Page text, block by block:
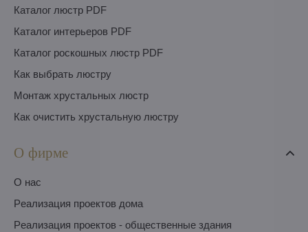
Каталог люстр PDF
Каталог интерьеров PDF
Каталог роскошных люстр PDF
Как выбрать люстру
Монтаж хрустальных люстр
Как очистить хрустальную люстру
О фирме
O нас
Pеализация проектов дома
Pеализация проектов - общественные здания